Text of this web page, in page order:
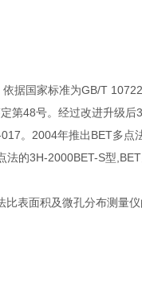
据国家标准为GB/T
第48号。经过改进升级
。2004年推出BET多点
的3H-2000BET-S型
表面积及微孔分布测量